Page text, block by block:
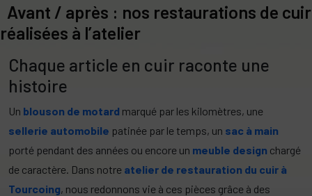
Avant / après : nos restaurations de cuir
réalisées à l’atelier
Chaque article en cuir raconte une
histoire
Un blouson de motard marqué par les kilomètres, une
sellerie automobile patinée par le temps, un sac à main
porté pendant des années ou encore un meuble design chargé
de caractère. Dans notre atelier de restauration du cuir à
Tourcoing, nous redonnons vie à ces pièces grâce à des